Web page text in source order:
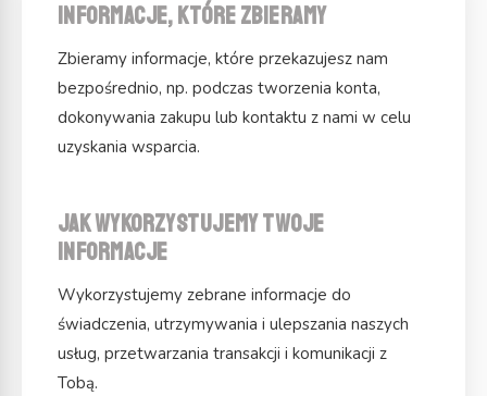
Informacje, które zbieramy
Zbieramy informacje, które przekazujesz nam
bezpośrednio, np. podczas tworzenia konta,
dokonywania zakupu lub kontaktu z nami w celu
uzyskania wsparcia.
Jak wykorzystujemy Twoje
informacje
Wykorzystujemy zebrane informacje do
świadczenia, utrzymywania i ulepszania naszych
usług, przetwarzania transakcji i komunikacji z
Tobą.